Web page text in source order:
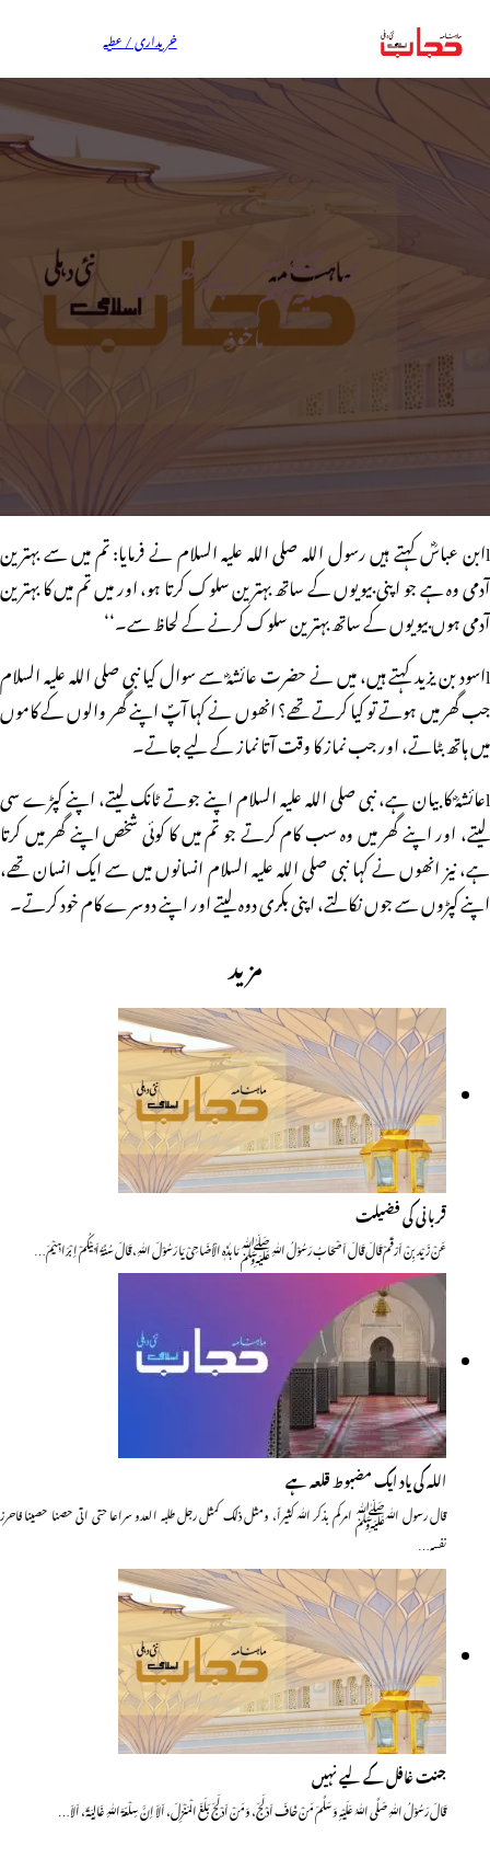
خریداری / عطیہ
نبیﷺ اپنے گھر میں
ماخوذ
lابن عباسؓ کہتے ہیں رسول اللہ صلی اللہ علیہ السلام نے فرمایا: تم میں سے بہترین
آدمی وہ ہے جو اپنی بیویوں کے ساتھ بہترین سلوک کرتا ہو، اور میں تم میں کا بہترین
آدمی ہوں بیویوں کے ساتھ بہترین سلوک کرنے کے لحاظ سے۔‘‘
lاسود بن یزید کہتے ہیں، میں نے حضرت عائشہؓ سے سوال کیا نبی صلی اللہ علیہ السلام
جب گھر میں ہوتے تو کیا کرتے تھے؟ انھوں نے کہا آپؐ اپنے گھر والوں کے کاموں
میں ہاتھ بٹاتے، اور جب نماز کا وقت آتا نماز کے لیے جاتے۔
lعائشہؓ کا بیان ہے، نبی صلی اللہ علیہ السلام اپنے جوتے ٹانک لیتے، اپنے کپڑے سی
لیتے، اور اپنے گھر میں وہ سب کام کرتے جو تم میں کا کوئی شخص اپنے گھر میں کرتا
ہے، نیز انھوں نے کہا نبی صلی اللہ علیہ السلام انسانوں میں سے ایک انسان تھے،
اپنے کپڑوں سے جوں نکالتے، اپنی بکری دوہ لیتے اور اپنے دوسرے کام خود کرتے۔
مزید
قربانی کی فضیلت
عَنْ زَیْد بِنْ اَرْقَمْ قَالَ قَالَ اَصْحَابُ رَسُوْلُ اللّٰہِ ﷺ مَا ہٰذَہٖ الْاُضَاحِیْ یَا رَسُوْلَ اللّٰہِ، قَالَ سُنَّۃُ اَبِیْکُمْ اِبْرَاہِیْمَ…
اللہ کی یاد ایک مضبوط قلعہ ہے
قال رسول اللّٰہﷺ امرکم بذکر اللّٰہ کثیراً، ومثل ذلک کمثل رجل طلبہ العدو سراعا حتی اتی حصنا حصینا فاحرز
نفسہ…
جنت غافل کے لیے نہیں
قَالَ رَسُوْلُ اللّٰہِ صَلَّی اللّٰہُ عَلَیْہِ وَسَلَّمَ مَنْ خَافَ اَدْلَجَ، وَمَنْ اَدْلَجَ بَلَغَ الْمَنْزِلَ، اَلاَ اِنَّ سِلْعَۃَ اللّٰہِ غَالِیَۃٌ، اَلاَ…